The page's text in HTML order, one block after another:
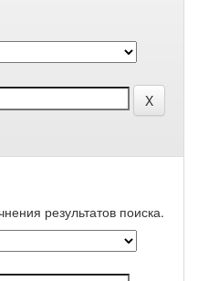
результатов поиска.